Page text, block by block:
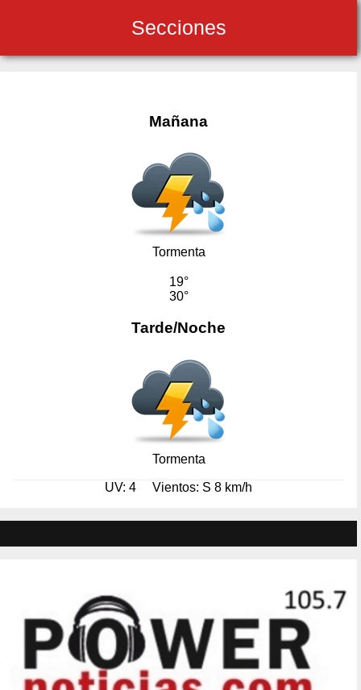
Secciones
Mañana
Tormenta
19°
30°
Tarde/Noche
Tormenta
UV: 4 Vientos: S 8 km/h